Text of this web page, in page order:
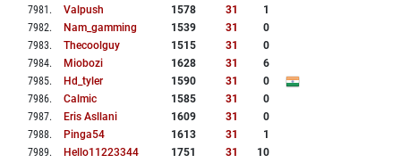
7981 . Valpush 1578 31
1
7982. Nam_gamming 1539 31
0
7983. Thecoolguy 1515 31
0
7984. Miobozi 1628 31
6
7985. Hd_tyler 1590 31
0
7986. Calmic 1585 31
0
7987. Eris Asllani 1609 31
0
7988. Pinga54 1613 31
1
7989. Hello11223344 1751 31
10